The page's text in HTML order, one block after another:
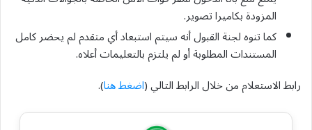
المزودة بكاميرا تصوير.
كما تنوه لجنة القبول أنه سيتم استبعاد أي متقدم لم يحضر كامل
المستندات المطلوبة أو لم يلتزم بالتعليمات أعلاه.
رابط الاستعلام من خلال الرابط التالي (اضغط هنا).